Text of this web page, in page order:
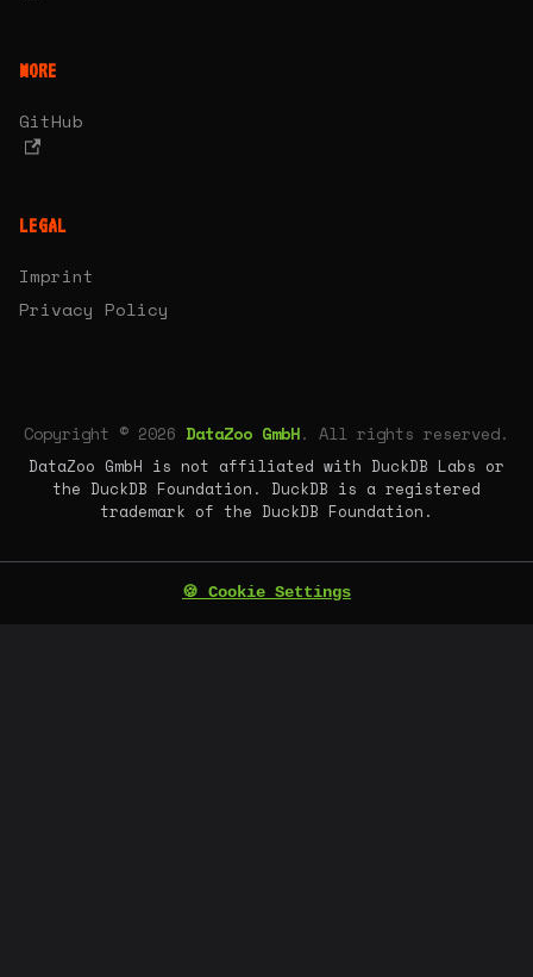
MORE
GitHub
LEGAL
Imprint
Privacy Policy
Copyright © 2026 DataZoo GmbH. All rights reserved.
DataZoo GmbH is not affiliated with DuckDB Labs or
the DuckDB Foundation. DuckDB is a registered
trademark of the DuckDB Foundation.
🍪 Cookie Settings